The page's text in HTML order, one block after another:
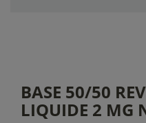
BASE 50/50
LIQUIDE 2 MG